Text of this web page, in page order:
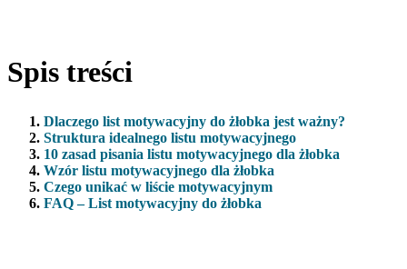
Spis treści
Dlaczego list motywacyjny do żłobka jest ważny?
Struktura idealnego listu motywacyjnego
10 zasad pisania listu motywacyjnego dla żłobka
Wzór listu motywacyjnego dla żłobka
Czego unikać w liście motywacyjnym
FAQ – List motywacyjny do żłobka